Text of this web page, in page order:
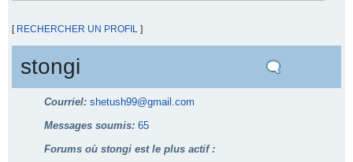
[ RECHERCHER UN PROFIL ]
stongi
Courriel: shetush99@gmail.com
Messages soumis: 65
Forums où stongi est le plus actif :